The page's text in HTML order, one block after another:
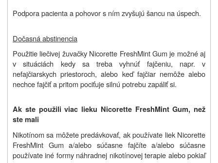
Podpora pacienta a pohovor s ním zvyšujú šancu na úspech.
Dočasná abstinencia
Použitie liečivej žuvačky Nicorette FreshMint Gum je možné aj
v situáciách kedy sa treba vyhnúť fajčeniu, napr. v
nefajčiarskych priestoroch, alebo keď fajčiar nemôže alebo
nechce fajčiť a pritompociťuje silnú potrebu zapáliť si.
Ak ste použili viac lieku Nicorette FreshMint Gum, než
ste mali
Nikotínom sa môžete predávkovať, ak používate liek Nicorette
FreshMint Gum a/alebo súčasne fajčíte a/alebo súčasne
používate iné formy náhradnej nikotínovej terapie alebo pokiaľ